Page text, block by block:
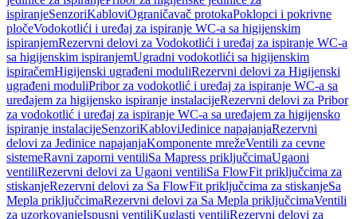
ispiranjeSenzoriKabloviOgraničavač protokaPoklopci i pokrivne
pločeVodokotlići i uređaj za ispiranje WC-a sa higijenskim
ispiranjemRezervni delovi za Vodokotlići i uređaj za ispiranje WC-a
sa higijenskim ispiranjemUgradni vodokotlići sa higijenskim
ispiračemHigijenski ugrađeni moduliRezervni delovi za Higijenski
ugrađeni moduliPribor za vodokotlić i uređaj za ispiranje WC-a sa
uređajem za higijensko ispiranje instalacijeRezervni delovi za Pribor
za vodokotlić i uređaj za ispiranje WC-a sa uređajem za higijensko
ispiranje instalacijeSenzoriKabloviJedinice napajanjaRezervni
delovi za Jedinice napajanjaKomponente mrežeVentili za cevne
sistemeRavni zaporni ventiliSa Mapress priključcimaUgaoni
ventiliRezervni delovi za Ugaoni ventiliSa FlowFit priključcima za
stiskanjeRezervni delovi za Sa FlowFit priključcima za stiskanjeSa
Mepla priključcimaRezervni delovi za Sa Mepla priključcimaVentili
za uzorkovanjeIspusni ventiliKuglasti ventiliRezervni delovi za